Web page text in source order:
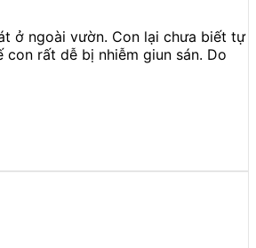
ở ngoài vườn. Con lại chưa biết tự
rất dễ bị nhiễm giun sán. Do